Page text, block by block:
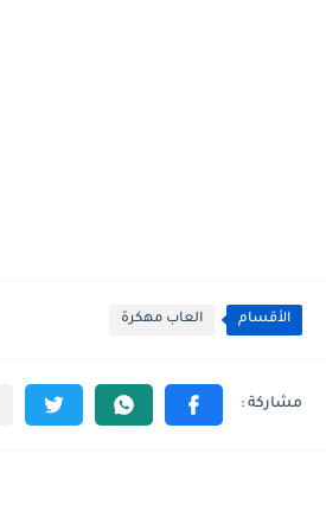
الأقسام العاب مهكرة